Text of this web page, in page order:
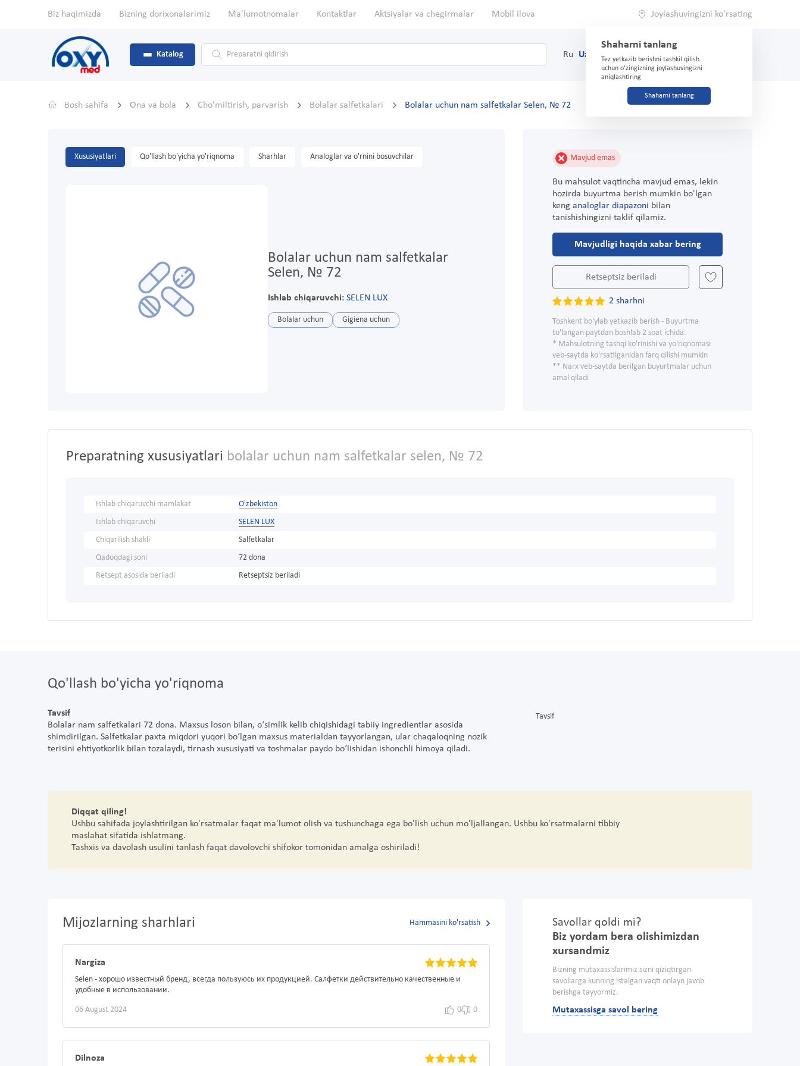
Biz haqimizda Bizning dorixonalarimiz Ma'lumotnomalar Kontaktlar Aktsiyalar va chegirmalar Mobil ilova Joylashuvingizni ko'rsating
Shaharni tanlang
Tez yetkazib berishni tashkil qilish
uchun o'zingizning joylashuvingizni
aniqlashtiring
Shaharni tanlang
Katalog Ru Uz (71) 200-03-03
Bosh sahifa Ona va bola Cho'miltirish, parvarish Bolalar salfetkalari Bolalar uchun nam salfetkalar Selen, № 72
Xususiyatlari Qo'llash bo'yicha yo'riqnoma Sharhlar Analoglar va o'rnini bosuvchilar
Bolalar uchun nam salfetkalar
Selen, № 72
Ishlab chiqaruvchi: SELEN LUX
Bolalar uchun Gigiena uchun
Mavjud emas
Bu mahsulot vaqtincha mavjud emas, lekin
hozirda buyurtma berish mumkin bo'lgan
keng analoglar diapazoni bilan
tanishishingizni taklif qilamiz.
Mavjudligi haqida xabar bering
Retseptsiz beriladi
2 sharhni
Toshkent bo'ylab yetkazib berish - Buyurtma
to'langan paytdan boshlab 2 soat ichida.
* Mahsulotning tashqi ko'rinishi va yo'riqnomasi
veb-saytda ko'rsatilganidan farq qilishi mumkin
** Narx veb-saytda berilgan buyurtmalar uchun
amal qiladi
Preparatning xususiyatlari bolalar uchun nam salfetkalar selen, № 72
Ishlab chiqaruvchi mamlakat
O'zbekiston
Ishlab chiqaruvchi
SELEN LUX
Chiqarilish shakli
Salfetkalar
Qadoqdagi soni
72 dona
Retsept asosida beriladi
Retseptsiz beriladi
Qo'llash bo'yicha yo'riqnoma
Tavsif
Bolalar nam salfetkalari 72 dona. Maxsus loson bilan, o‘simlik kelib chiqishidagi tabiiy ingredientlar asosida
shimdirilgan. Salfetkalar paxta miqdori yuqori bo‘lgan maxsus materialdan tayyorlangan, ular chaqaloqning nozik
terisini ehtiyotkorlik bilan tozalaydi, tirnash xususiyati va toshmalar paydo bo‘lishidan ishonchli himoya qiladi.
Tavsif
Diqqat qiling!
Ushbu sahifada joylashtirilgan ko'rsatmalar faqat ma'lumot olish va tushunchaga ega bo'lish uchun mo'ljallangan. Ushbu ko'rsatmalarni tibbiy
maslahat sifatida ishlatmang.
Tashxis va davolash usulini tanlash faqat davolovchi shifokor tomonidan amalga oshiriladi!
Mijozlarning sharhlari Hammasini ko'rsatish
Nargiza
Selen - хорошо известный бренд, всегда пользуюсь их продукцией. Салфетки действительно качественные и
удобные в использовании.
06 August 2024 0 0
Dilnoza
Savollar qoldi mi?
Biz yordam bera olishimizdan
xursandmiz
Bizning mutaxassislarimiz sizni qiziqtirgan
savollarga kunning istalgan vaqti onlayn javob
berishga tayyormiz.
Mutaxassisga savol bering